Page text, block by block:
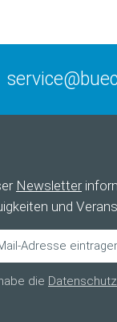
Newsletter
und
die